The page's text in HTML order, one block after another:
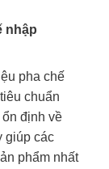
nhập
pha chế
chuẩn
định về
giúp các
phẩm nhất